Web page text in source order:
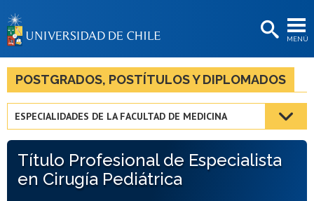
MENÚ
BIBLIOTECAS
LA UNIVERSIDAD
Estudiantes
Académicas/os
Funcionarias/os
POSTGRADOS, POSTÍTULOS Y DIPLOMADOS
ESPECIALIDADES DE LA FACULTAD DE MEDICINA
Título Profesional de Especialista
en Cirugía Pediátrica